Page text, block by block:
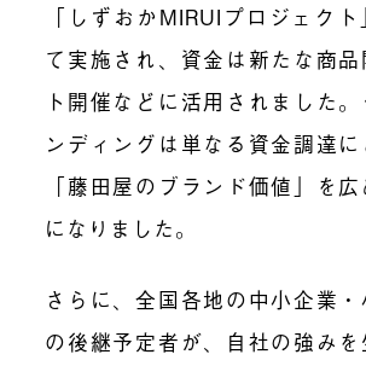
「しずおかMIRUIプロジェク
て実施され、資金は新たな商
ト開催などに活用されました
ンディングは単なる資金調達に
「藤田屋のブランド価値」を
になりました。
さらに、全国各地の中小企業
の後継予定者が、自社の強み